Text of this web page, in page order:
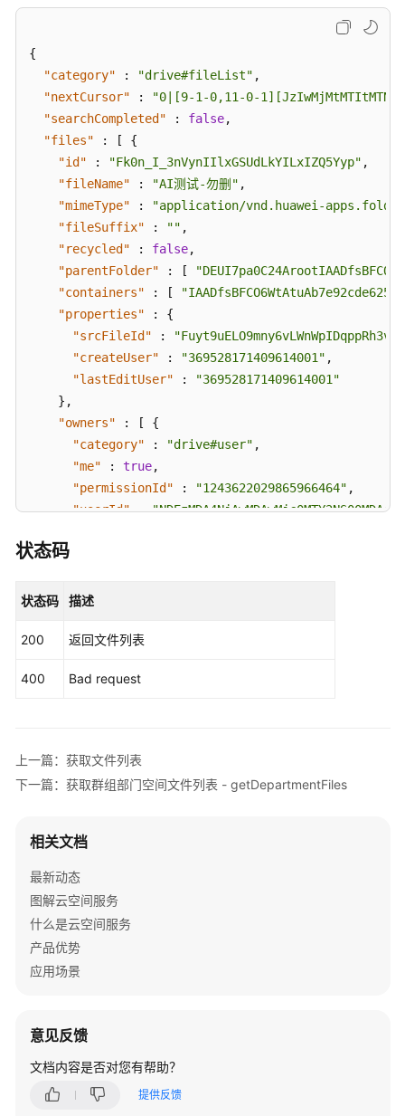
{
"category"
: "drive#fileList" ,
"nextCursor"
:
"0|[9-1-0,11-0-
"searchCompleted"
: false,
"files"
: [
{
"id"
: "Fk0n_I_3nVynIIlxGSUdLkYILxIZQ5Yyp" ,
"fileName"
: "AI测试-勿删" ,
"mimeType"
:
"application/vnd.huawei-
"fileSuffix"
: "" ,
"recycled"
: false,
"parentFolder"
: [
"containers"
: [
"properties"
:
{
"srcFileId"
:
"createUser"
: "369528171409614001" ,
"lastEditUser"
:
"369528171409614001"
} ,
"owners"
: [
{
"category"
: "drive#user" ,
"me"
: true,
"permissionId"
: "1243622029865966464" ,
"userId" :
}
"category"
"permissionId"
"displayName"
"editedTime"
"favorite"
: false
"code"
}
状态码
状态码 描述
200 返回文件列表
400 Bad request
上一篇：获取文件列表
下一篇：获取群组部门空间文件列表 - getDepartmentFiles
相关文档
最新动态
图解云空间服务
什么是云空间服务
产品优势
应用场景
意见反馈
文档内容是否对您有帮助？
提供反馈